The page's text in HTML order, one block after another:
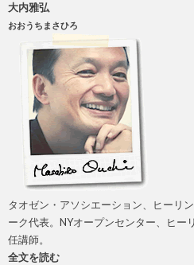
大内雅弘
おおうちまさひろ
タオゼン・アソシエーション、ヒーリ
ーク代表。NYオープンセンター、ヒー
任講師。
全文を読む